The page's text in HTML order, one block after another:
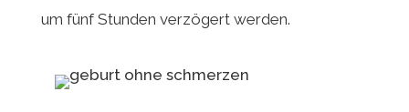
um fünf Stunden verzögert werden.